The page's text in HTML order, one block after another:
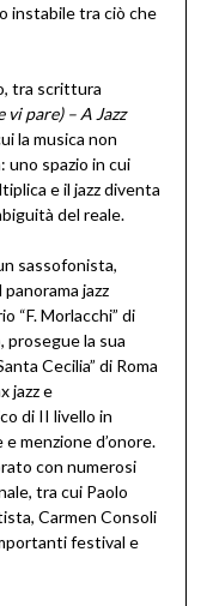
instabile tra ciò che
tra scrittura
vi pare) – A Jazz
la musica non
uno spazio in cui
e il jazz diventa
del reale.
sassofonista,
jazz
“F. Morlacchi” di
prosegue la sua
Cecilia” di Roma
jazz e
di II livello in
e menzione d’onore.
con numerosi
tra cui Paolo
Carmen Consoli
festival e